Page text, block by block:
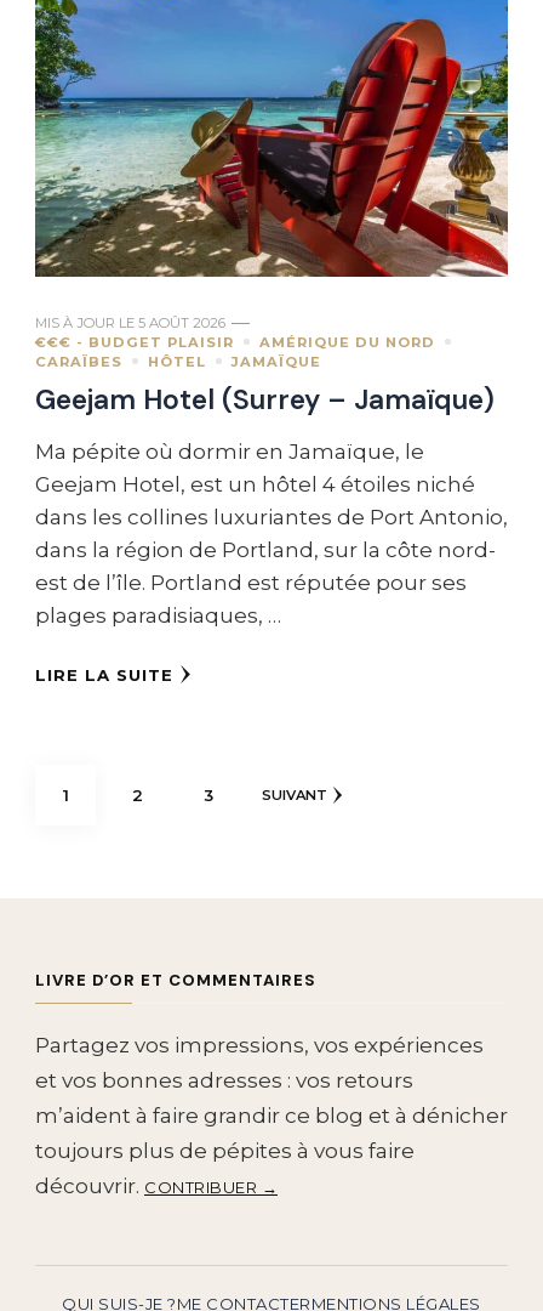
MIS À JOUR LE 5 AOÛT 2026
€€€ - BUDGET PLAISIR
AMÉRIQUE DU NORD
CARAÏBES
HÔTEL JAMAÏQUE
Geejam Hotel (Surrey – Jamaïque)
Ma pépite où dormir en Jamaïque, le
Geejam Hotel, est un hôtel 4 étoiles niché
dans les collines luxuriantes de Port Antonio,
dans la région de Portland, sur la côte nord-
est de l’île. Portland est réputée pour ses
plages paradisiaques, …
LIRE LA SUITE
Pagination
PAGE
1 PAGE
2 PAGE
3 SUIVANT
LIVRE D’OR ET COMMENTAIRES
Partagez vos impressions, vos expériences
et vos bonnes adresses : vos retours
m’aident à faire grandir ce blog et à dénicher
toujours plus de pépites à vous faire
découvrir. CONTRIBUER →
QUI SUIS-JE ?ME CONTACTERMENTIONS LÉGALES